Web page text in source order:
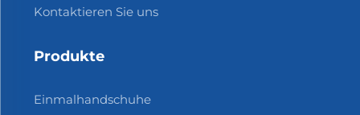
Kontaktieren Sie uns
Produkte
Einmalhandschuhe